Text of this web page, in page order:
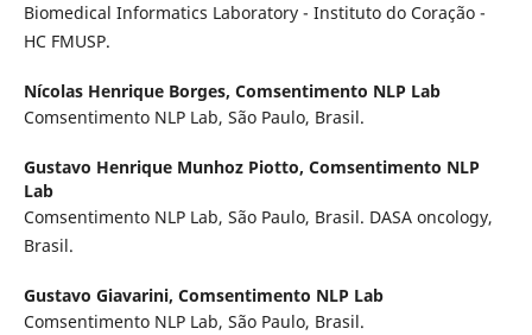
Biomedical Informatics Laboratory - Instituto do Coração -
HC FMUSP.
Nícolas Henrique Borges, Comsentimento NLP Lab
Comsentimento NLP Lab, São Paulo, Brasil.
Gustavo Henrique Munhoz Piotto, Comsentimento NLP
Lab
Comsentimento NLP Lab, São Paulo, Brasil. DASA oncology,
Brasil.
Gustavo Giavarini, Comsentimento NLP Lab
Comsentimento NLP Lab, São Paulo, Brasil.